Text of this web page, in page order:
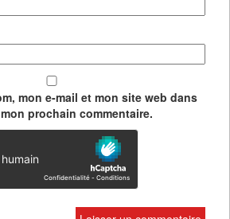
mon e-mail et mon site web dans
prochain commentaire.